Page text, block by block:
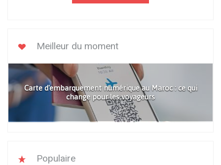
Meilleur du moment
Carte d'embarquement numérique au Maroc : ce qui
change pour les voyageurs
Populaire